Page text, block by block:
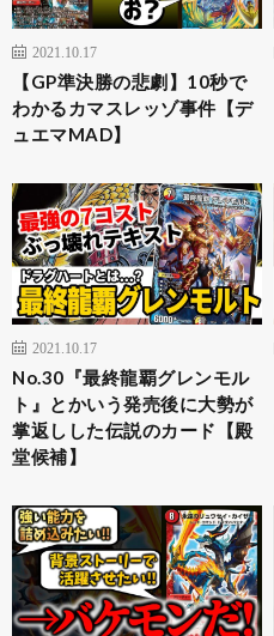
2021.10.17
【GP準決勝の悲劇】10秒で
わかるカマスレッゾ事件【デ
ュエマMAD】
2021.10.17
No.30『最終龍覇グレンモル
ト』とかいう発売後に大勢が
掌返しした伝説のカード【殿
堂候補】